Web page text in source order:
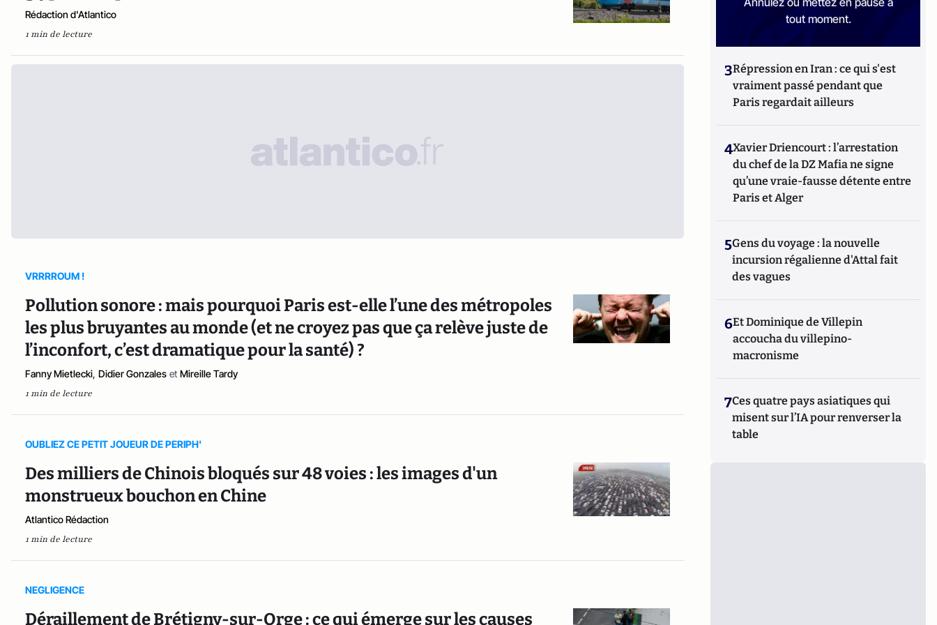
Rédaction d'Atlantico
1 min de lecture
VRRRROUM !
Pollution sonore : mais pourquoi Paris est-elle l’une des métropoles
les plus bruyantes au monde (et ne croyez pas que ça relève juste de
l’inconfort, c’est dramatique pour la santé) ?
Fanny Mietlecki, Didier Gonzales et Mireille Tardy
1 min de lecture
OUBLIEZ CE PETIT JOUEUR DE PERIPH'
Des milliers de Chinois bloqués sur 48 voies : les images d'un
monstrueux bouchon en Chine
Atlantico Rédaction
1 min de lecture
NEGLIGENCE
Déraillement de Brétigny-sur-Orge : ce qui émerge sur les causes
tout moment.
3Répression en Iran : ce qui s'est
vraiment passé pendant que
Paris regardait ailleurs
4Xavier Driencourt : l’arrestation
du chef de la DZ Mafia ne signe
qu’une vraie-fausse détente entre
Paris et Alger
5Gens du voyage : la nouvelle
incursion régalienne d'Attal fait
des vagues
6Et Dominique de Villepin
accoucha du villepino-
macronisme
7Ces quatre pays asiatiques qui
misent sur l’IA pour renverser la
table